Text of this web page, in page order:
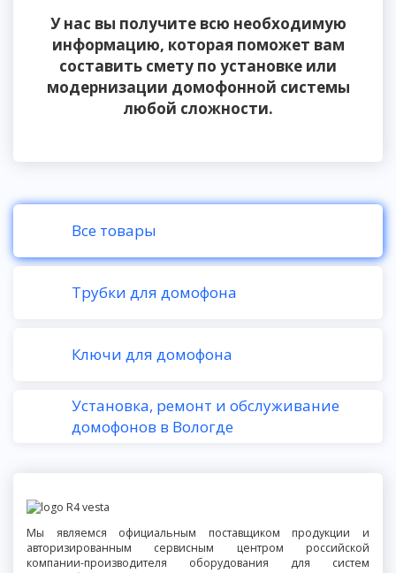
У нас вы получите всю необходимую
информацию, которая поможет вам
составить смету по установке или
модернизации домофонной системы
любой сложности.
Все товары
Трубки для домофона
Ключи для домофона
Установка, ремонт и обслуживание
домофонов в Вологде
Мы являемся официальным поставщиком продукции и
авторизированным сервисным центром российской
компании-производителя оборудования для систем